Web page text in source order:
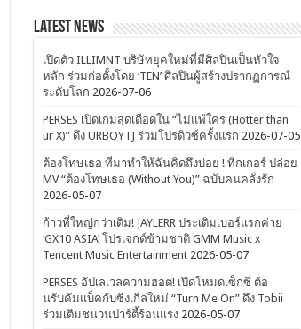
Latest News
เปิดตัว ILLIMNT บริษัทยุคใหม่ที่มีศิลปินเป็นหัวใจ
หลัก ร่วมก่อตั้งโดย ‘TEN’ ศิลปินผู้สร้างปรากฏการณ์
ระดับโลก 2026-07-06
PERSES เปิดเกมสุดเดือดใน “ไม่แพ้ใคร (Hotter than
ur X)” ดึง URBOYTJ ร่วมโปรดิวซ์ครั้งแรก 2026-07-05
ต้องโทษเธอ ที่มาทำให้ฉันคิดถึงบ่อย ! ทิกเกอร์ ปล่อย
MV “ต้องโทษเธอ (Without You)” ฉบับคนคลั่งรัก
2026-05-07
ก้าวที่ใหญ่กว่าเดิม! JAYLERR ประเดิมเบอร์แรกค่าย
‘GX10 ASIA’ โปรเจกต์ข้ามชาติ GMM Music x
Tencent Music Entertainment 2026-05-07
PERSES อัปเลเวลความฮอต! เปิดโหมดเซ็กซี่ ต้อ
นรับคัมแบ็คกับซิงเกิลใหม่ “Turn Me On” ดึง Tobii
ร่วมเติมชนวนปาร์ตี้ร้อนแรง 2026-05-07